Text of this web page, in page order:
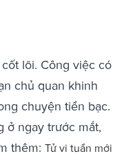
lõi. Công việc có
chủ quan khinh
chuyện tiền bạc.
ở ngay trước mắt,
thêm: Tử vi tuần mới